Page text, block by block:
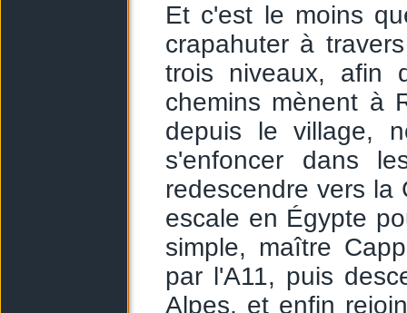
Et c'est le moins
crapahuter à
trois niveaux, afin
chemins mènent à
depuis le village,
s'enfoncer dans
redescendre vers la
escale en Égypte
simple, maître
par l'A11, puis
Alpes, et enfin